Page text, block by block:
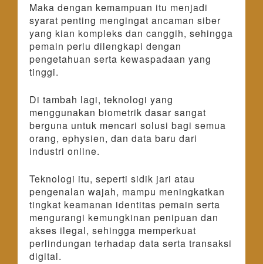
Maka dengan kemampuan itu menjadi
syarat penting mengingat ancaman siber
yang kian kompleks dan canggih, sehingga
pemain perlu dilengkapi dengan
pengetahuan serta kewaspadaan yang
tinggi.
Di tambah lagi, teknologi yang
menggunakan biometrik dasar sangat
berguna untuk mencari solusi bagi semua
orang, ephysien, dan data baru dari
industri online.
Teknologi itu, seperti sidik jari atau
pengenalan wajah, mampu meningkatkan
tingkat keamanan identitas pemain serta
mengurangi kemungkinan penipuan dan
akses ilegal, sehingga memperkuat
perlindungan terhadap data serta transaksi
digital.